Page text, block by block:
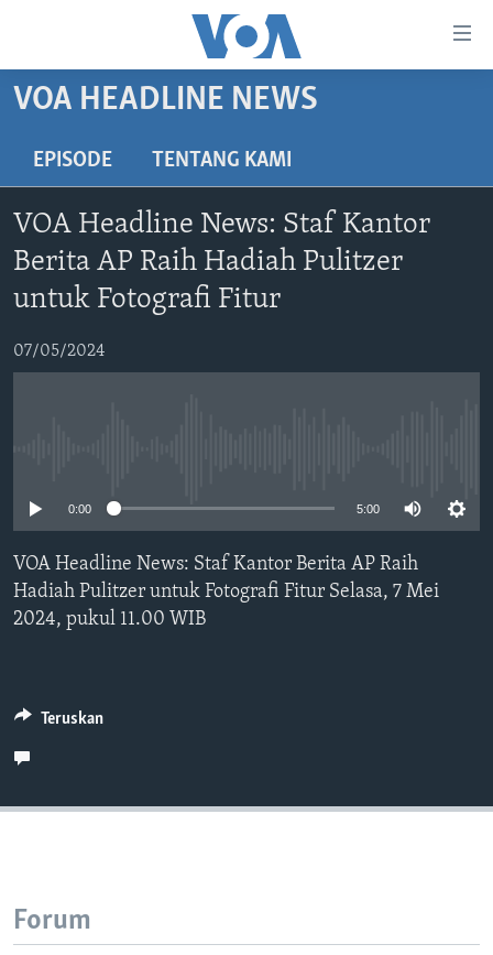
Akses
Utama
Lanjut
ke
Navigasi
Lanjut
ke
DUNIA
POLYGRAPH
DAFTAR PROGRAM
Bahasa-bahasa
VOA HEADLINE NEWS
EPISODE TENTANG KAMI
VOA Headline News: Staf Kantor
Berita AP Raih Hadiah Pulitzer
untuk Fotografi Fitur
07/05/2024
0:00 5:00
VOA Headline News: Staf Kantor Berita AP Raih
Hadiah Pulitzer untuk Fotografi Fitur Selasa, 7 Mei
2024, pukul 11.00 WIB
Teruskan
Forum